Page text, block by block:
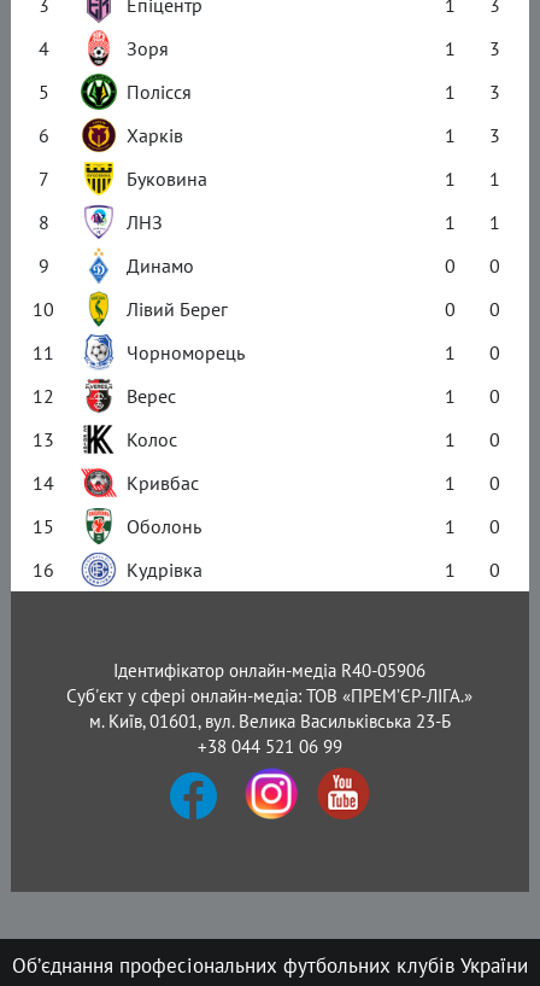
4
Зоря 1
3
5
Полісся 1
3
6
Харків 1
3
7
Буковина 1
1
8
ЛНЗ 1
1
9
Динамо 0
0
10
Лівий Берег 0
0
11
Чорноморець 1
0
12
Верес 1
0
13
Колос 1
0
14
Кривбас 1
0
15
Оболонь 1
0
16
Кудрівка 1 0
Ідентифікатор онлайн-медіа R40-05906
Суб'єкт у сфері онлайн-медіа: ТОВ «ПРЕМ’ЄР-ЛІГА.»
м. Київ, 01601, вул. Велика Васильківська 23-Б
+38 044 521 06 99
Об’єднання професіональних футбольних клубів України